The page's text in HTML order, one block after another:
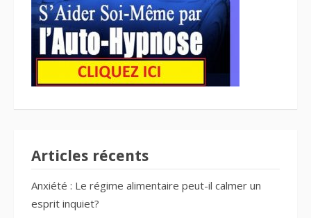
Articles récents
Anxiété : Le régime alimentaire peut-il calmer un
esprit inquiet?